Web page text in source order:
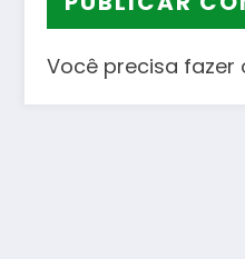
Você precisa fazer